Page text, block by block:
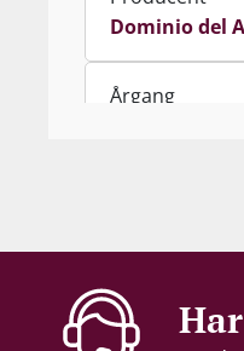
Dominio del
Årgang
Alkohol-%
14,5 %